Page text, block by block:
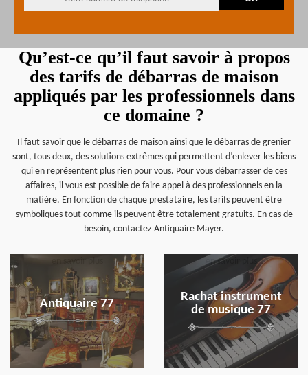
Qu’est-ce qu’il faut savoir à propos
des tarifs de débarras de maison
appliqués par les professionnels dans
ce domaine ?
Il faut savoir que le débarras de maison ainsi que le débarras de grenier
sont, tous deux, des solutions extrêmes qui permettent d’enlever les biens
qui en représentent plus rien pour vous. Pour vous débarrasser de ces
affaires, il vous est possible de faire appel à des professionnels en la
matière. En fonction de chaque prestataire, les tarifs peuvent être
symboliques tout comme ils peuvent être totalement gratuits. En cas de
besoin, contactez Antiquaire Mayer.
Antiquaire 77
en savoir plus
Rachat instrument
de musique 77
en savoir plus